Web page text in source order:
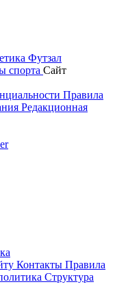
Футзал
спорта Сайт
Правила
Редакционная
Контакты Правила
Структура